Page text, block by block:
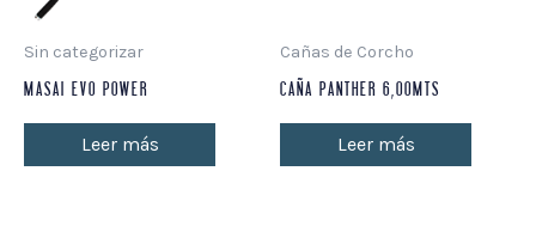
Sin categorizar
MASAI EVO POWER
Leer más
Cañas de Corcho
CAÑA PANTHER 6,00MTS
Leer más